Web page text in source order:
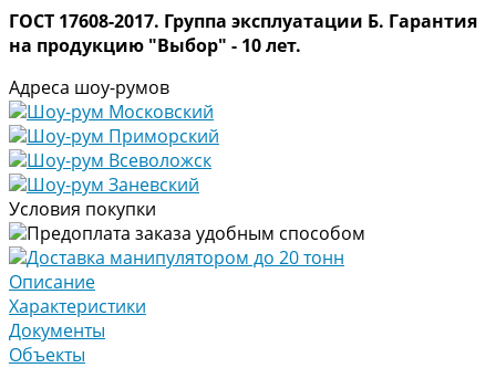
ГОСТ 17608-2017. Группа эксплуатации Б. Гарантия
на продукцию "Выбор" - 10 лет.
Адреса шоу-румов
Шоу-рум Московский
Шоу-рум Приморский
Шоу-рум Всеволожск
Шоу-рум Заневский
Условия покупки
Предоплата заказа удобным способом
Доставка манипулятором до 20 тонн
Описание
Характеристики
Документы
Объекты